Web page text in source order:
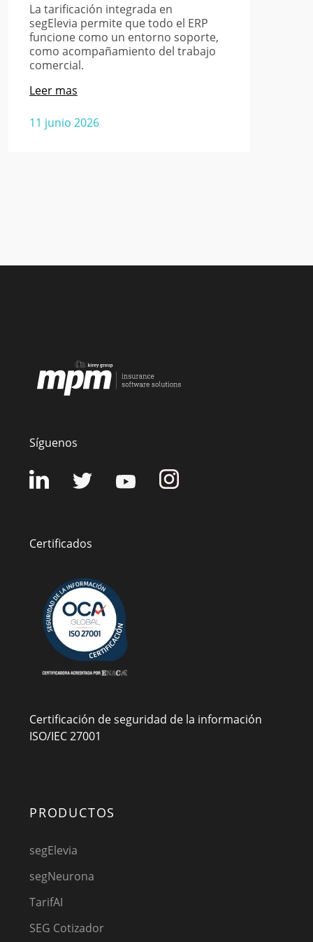
La tarificación integrada en
segElevia permite que todo el ERP
funcione como un entorno soporte,
como acompañamiento del trabajo
comercial.
11 junio 2026
Leer mas
Síguenos
Certificados
Certificación de seguridad de la información
ISO/IEC 27001
PRODUCTOS
segElevia
segNeurona
TarifAI
SEG Cotizador